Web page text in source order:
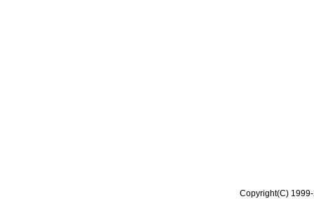
Copyright(C)